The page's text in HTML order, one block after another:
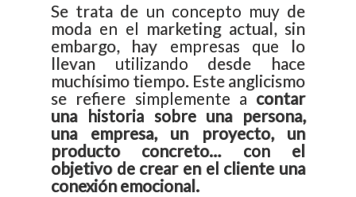
Se trata de un concepto muy de
moda en el marketing actual, sin
embargo, hay empresas que lo
llevan utilizando desde hace
muchísimo tiempo. Este anglicismo
se refiere simplemente a contar
una historia sobre una persona,
una empresa, un proyecto, un
producto concreto… con el
objetivo de crear en el cliente una
conexión emocional.